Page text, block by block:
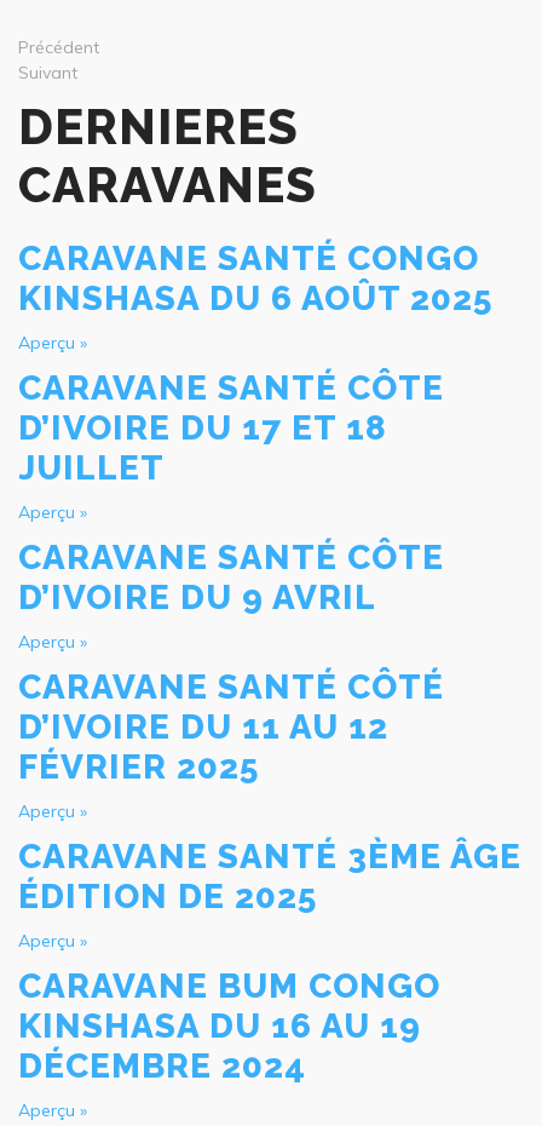
Précédent
Suivant
DERNIERES
CARAVANES
CARAVANE SANTÉ CONGO
KINSHASA DU 6 AOÛT 2025
Aperçu »
CARAVANE SANTÉ CÔTE
D’IVOIRE DU 17 ET 18
JUILLET
Aperçu »
CARAVANE SANTÉ CÔTE
D’IVOIRE DU 9 AVRIL
Aperçu »
CARAVANE SANTÉ CÔTÉ
D’IVOIRE DU 11 AU 12
FÉVRIER 2025
Aperçu »
CARAVANE SANTÉ 3ÈME ÂGE
ÉDITION DE 2025
Aperçu »
CARAVANE BUM CONGO
KINSHASA DU 16 AU 19
DÉCEMBRE 2024
Aperçu »